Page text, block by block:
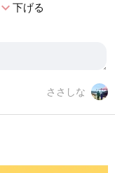
expand_more下げる
ささしな